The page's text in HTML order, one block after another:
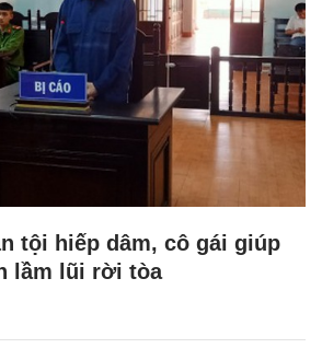
tội hiếp dâm, cô gái giúp
lầm lũi rời tòa